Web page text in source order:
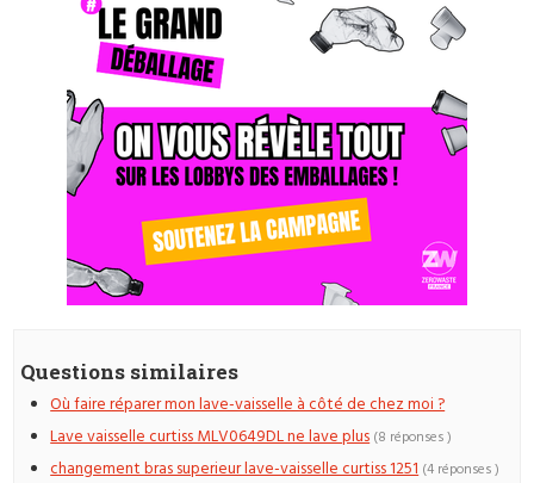
Questions similaires
Où faire réparer mon lave-vaisselle à côté de chez moi ?
Lave vaisselle curtiss MLV0649DL ne lave plus (8 réponses )
changement bras superieur lave-vaisselle curtiss 1251 (4 réponses )